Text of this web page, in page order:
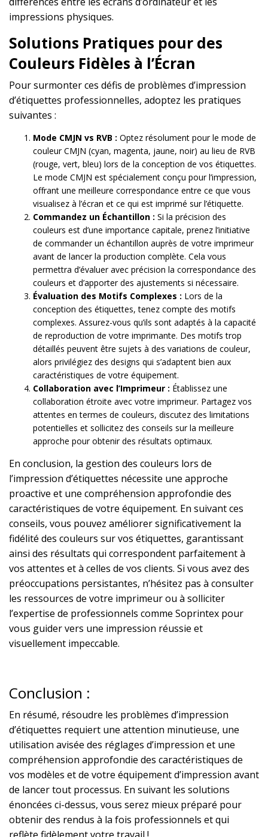
impressions physiques.
Solutions Pratiques pour des
Couleurs Fidèles à l’Écran
Pour surmonter ces défis de problèmes d’impression
d’étiquettes professionnelles, adoptez les pratiques
suivantes :
Mode CMJN vs RVB : Optez résolument pour le mode de
couleur CMJN (cyan, magenta, jaune, noir) au lieu de RVB
(rouge, vert, bleu) lors de la conception de vos étiquettes.
Le mode CMJN est spécialement conçu pour l’impression,
offrant une meilleure correspondance entre ce que vous
visualisez à l’écran et ce qui est imprimé sur l’étiquette.
Commandez un Échantillon : Si la précision des
couleurs est d’une importance capitale, prenez l’initiative
de commander un échantillon auprès de votre imprimeur
avant de lancer la production complète. Cela vous
permettra d’évaluer avec précision la correspondance des
couleurs et d’apporter des ajustements si nécessaire.
Évaluation des Motifs Complexes : Lors de la
conception des étiquettes, tenez compte des motifs
complexes. Assurez-vous qu’ils sont adaptés à la capacité
de reproduction de votre imprimante. Des motifs trop
détaillés peuvent être sujets à des variations de couleur,
alors privilégiez des designs qui s’adaptent bien aux
caractéristiques de votre équipement.
Collaboration avec l’Imprimeur : Établissez une
collaboration étroite avec votre imprimeur. Partagez vos
attentes en termes de couleurs, discutez des limitations
potentielles et sollicitez des conseils sur la meilleure
approche pour obtenir des résultats optimaux.
En conclusion, la gestion des couleurs lors de
l’impression d’étiquettes nécessite une approche
proactive et une compréhension approfondie des
caractéristiques de votre équipement. En suivant ces
conseils, vous pouvez améliorer significativement la
fidélité des couleurs sur vos étiquettes, garantissant
ainsi des résultats qui correspondent parfaitement à
vos attentes et à celles de vos clients. Si vous avez des
préoccupations persistantes, n’hésitez pas à consulter
les ressources de votre imprimeur ou à solliciter
l’expertise de professionnels comme Soprintex pour
vous guider vers une impression réussie et
visuellement impeccable.
Conclusion :
En résumé, résoudre les problèmes d’impression
d’étiquettes requiert une attention minutieuse, une
utilisation avisée des réglages d’impression et une
compréhension approfondie des caractéristiques de
vos modèles et de votre équipement d’impression avant
de lancer tout processus. En suivant les solutions
énoncées ci-dessus, vous serez mieux préparé pour
obtenir des rendus à la fois professionnels et qui